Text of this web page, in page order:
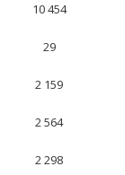
10 454
29
2 159
2 564
2 298